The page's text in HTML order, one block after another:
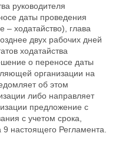
руководителя
даты проведения
– ходатайство), глава
двух рабочих дней
ходатайства
о переносе даты
организации на
об этом
либо направляет
предложение с
с учетом срока,
настоящего Регламента.